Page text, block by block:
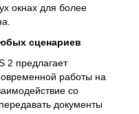
окнах для более
сценариев
2 предлагает
работы на
со
документы